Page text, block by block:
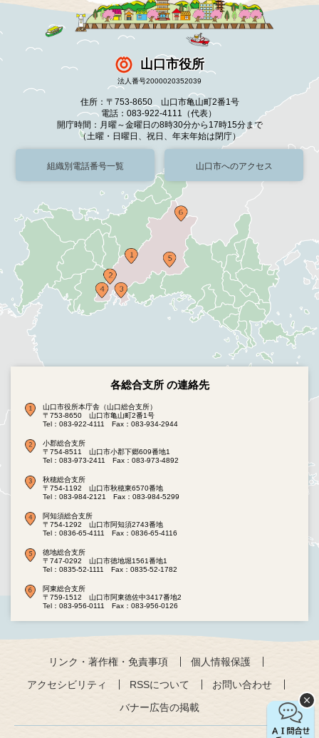
山口市役所
法人番号2000020352039
住所：〒753-8650 山口市亀山町2番1号
電話：083-922-4111（代表）
開庁時間：月曜～金曜日の8時30分から17時15分まで
（土曜・日曜日、祝日、年末年始は閉庁）
組織別電話番号一覧 山口市へのアクセス
各総合支所 の連絡先
山口市役所本庁舎（山口総合支所）
〒753-8650 山口市亀山町2番1号
Tel：083-922-4111
Fax：083-934-2944
小郡総合支所
〒754-8511 山口市小郡下郷609番地1
Tel：083-973-2411
Fax：083-973-4892
秋穂総合支所
〒754-1192 山口市秋穂東6570番地
Tel：083-984-2121
Fax：083-984-5299
阿知須総合支所
〒754-1292 山口市阿知須2743番地
Tel：0836-65-4111
Fax：0836-65-4116
徳地総合支所
〒747-0292 山口市徳地堀1561番地1
Tel：0835-52-1111
Fax：0835-52-1782
阿東総合支所
〒759-1512 山口市阿東徳佐中3417番地2
Tel：083-956-0111
Fax：083-956-0126
リンク・著作権・免責事項
個人情報保護
アクセシビリティ
RSSについて
お問い合わせ
バナー広告の掲載